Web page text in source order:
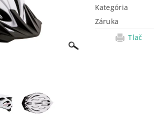
Kategória
Záruka
Tlač